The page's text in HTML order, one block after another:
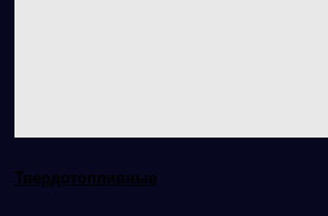
Твердотопливные